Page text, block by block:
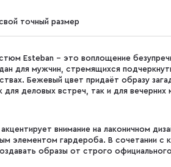
точный размер
Esteban - это воплощение
для мужчин, стремящихся
Бежевый цвет придаёт образу
для деловых встреч, так и для вечерних
акцентирует внимание на лаконичном
элементом гардероба. В сочетании с
образы от строго